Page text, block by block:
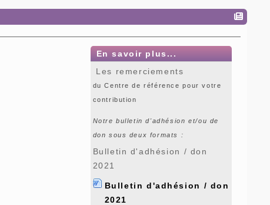
En savoir plus...
Les remerciements
du Centre de référence pour votre
contribution
Notre bulletin d'adhésion et/ou de
don sous deux formats :
Bulletin d'adhésion / don
2021
Bulletin d'adhésion / don
2021